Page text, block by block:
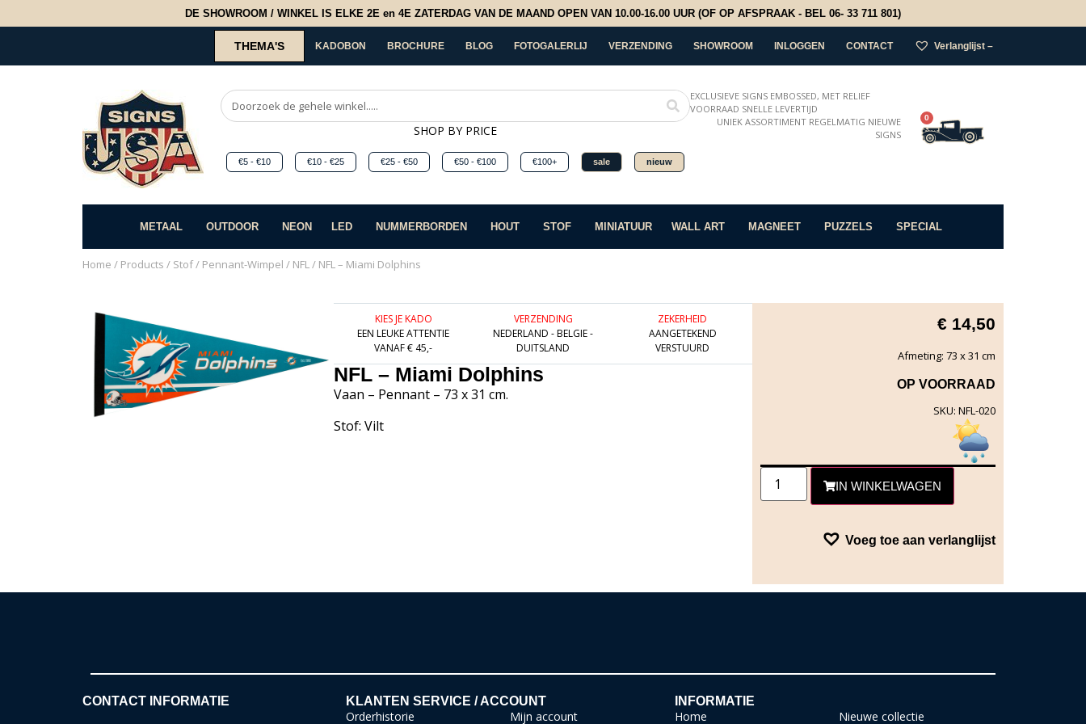
DE SHOWROOM / WINKEL IS ELKE 2E en 4E ZATERDAG VAN DE MAAND OPEN VAN 10.00-16.00 UUR (OF OP AFSPRAAK - BEL 06- 33 711 801)
THEMA'S KADOBON BROCHURE BLOG FOTOGALERLIJ VERZENDING SHOWROOM INLOGGEN CONTACT Verlanglijst –
SHOP BY PRICE
€5 - €10 €10 - €25 €25 - €50 €50 - €100 €100+ sale nieuw
EXCLUSIEVE SIGNS EMBOSSED, MET RELIEF
VOORRAAD SNELLE LEVERTIJD
UNIEK ASSORTIMENT REGELMATIG NIEUWE
SIGNS
0
METAAL OUTDOOR NEON LED NUMMERBORDEN HOUT STOF MINIATUUR WALL ART MAGNEET PUZZELS SPECIAL
Home / Products / Stof/ Pennant-Wimpel / NFL/ NFL – Miami Dolphins
KIES JE KADO
EEN LEUKE ATTENTIE
VANAF € 45,-
VERZENDING
NEDERLAND - BELGIE -
DUITSLAND
ZEKERHEID
AANGETEKEND
VERSTUURD
NFL – Miami Dolphins
Vaan – Pennant – 73 x 31 cm.
Stof: Vilt
€ 14,50
Afmeting: 73 x 31 cm
OP VOORRAAD
SKU: NFL-020
IN WINKELWAGEN
Voeg toe aan verlanglijst
CONTACT INFORMATIE KLANTEN SERVICE / ACCOUNT
Orderhistorie Mijn account
INFORMATIE
Home Nieuwe collectie